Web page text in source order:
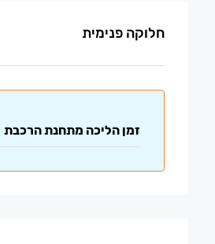
חלוקה פנימית
זמן הליכה מתחנת הרכבת